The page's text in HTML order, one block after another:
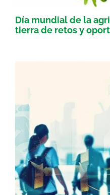
Día mundial de la
tierra de retos y